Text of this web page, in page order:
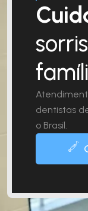
dentistas
o Brasil.